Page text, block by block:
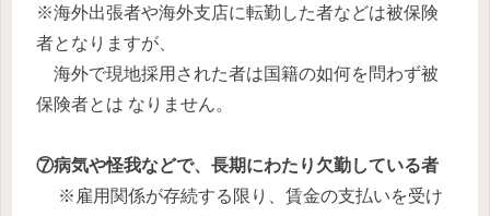
※海外出張者や海外支店に転勤した者などは被保険
者となりますが、
海外で現地採用された者は国籍の如何を問わず被
保険者とは なりません。
⑦病気や怪我などで、長期にわたり欠勤している者
※雇用関係が存続する限り、賃金の支払いを受け